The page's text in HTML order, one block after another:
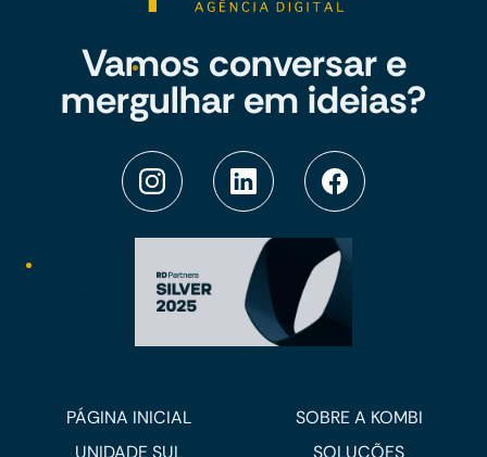
Vamos conversar e
mergulhar em ideias?
PÁGINA INICIAL
SOBRE A KOMBI
UNIDADE SUL
SOLUÇÕES